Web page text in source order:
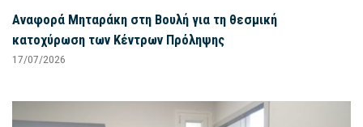
Αναφορά Μηταράκη στη Βουλή για τη θεσμική
κατοχύρωση των Κέντρων Πρόληψης
17/07/2026